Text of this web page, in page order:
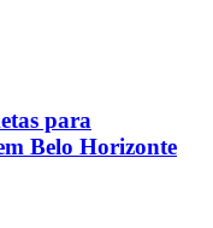
para
Belo Horizonte